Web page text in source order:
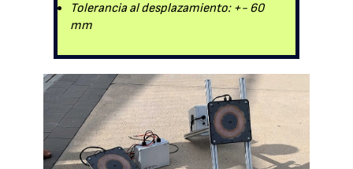
Tolerancia al desplazamiento: +- 60
mm